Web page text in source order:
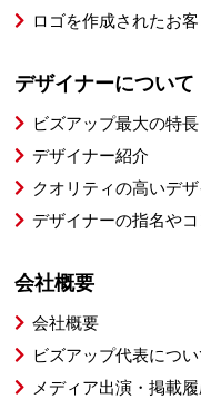
ロゴを作成されたお
デザイナーについて
ビズアップ最大の特長
デザイナー紹介
クオリティの高いデ
デザイナーの指名や
会社概要
会社概要
ビズアップ代表につい
メディア出演・掲載